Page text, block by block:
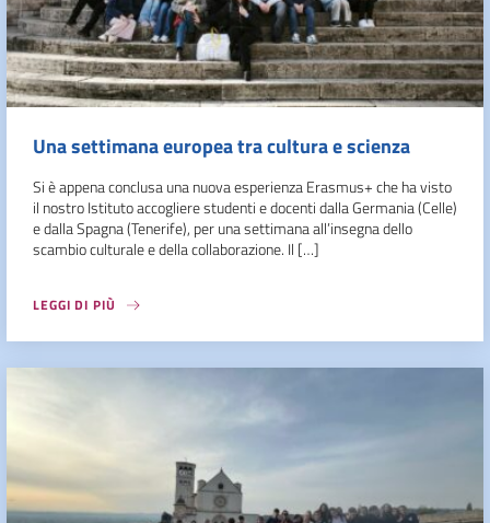
Una settimana europea tra cultura e scienza
Si è appena conclusa una nuova esperienza Erasmus+ che ha visto
il nostro Istituto accogliere studenti e docenti dalla Germania (Celle)
e dalla Spagna (Tenerife), per una settimana all’insegna dello
scambio culturale e della collaborazione. Il […]
LEGGI DI PIÙ